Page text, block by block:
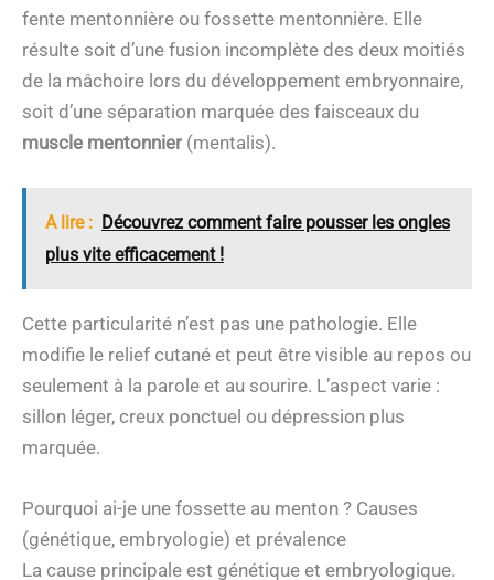
fente mentonnière ou fossette mentonnière. Elle
résulte soit d’une fusion incomplète des deux moitiés
de la mâchoire lors du développement embryonnaire,
soit d’une séparation marquée des faisceaux du
muscle mentonnier(mentalis).
A lire : Découvrez comment faire pousser les ongles
plus vite efficacement !
Cette particularité n’est pas une pathologie. Elle
modifie le relief cutané et peut être visible au repos ou
seulement à la parole et au sourire. L’aspect varie :
sillon léger, creux ponctuel ou dépression plus
marquée.
Pourquoi ai-je une fossette au menton ? Causes
(génétique, embryologie) et prévalence
La cause principale est génétique et embryologique.